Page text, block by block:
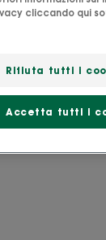
cliccando qui
Rifiuta tutti i
Accetta tutti i